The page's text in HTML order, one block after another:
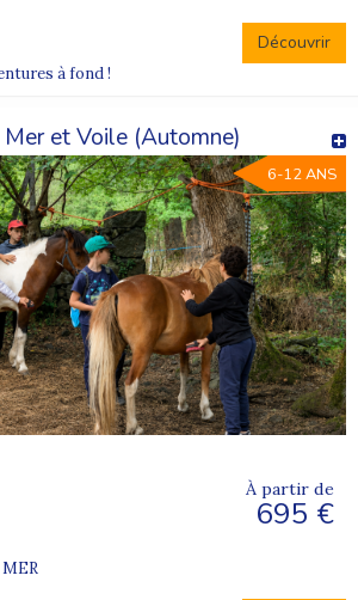
Découvrir
à fond !
Mer et Voile (Automne)
6-12 ANS
À partir de
695 €